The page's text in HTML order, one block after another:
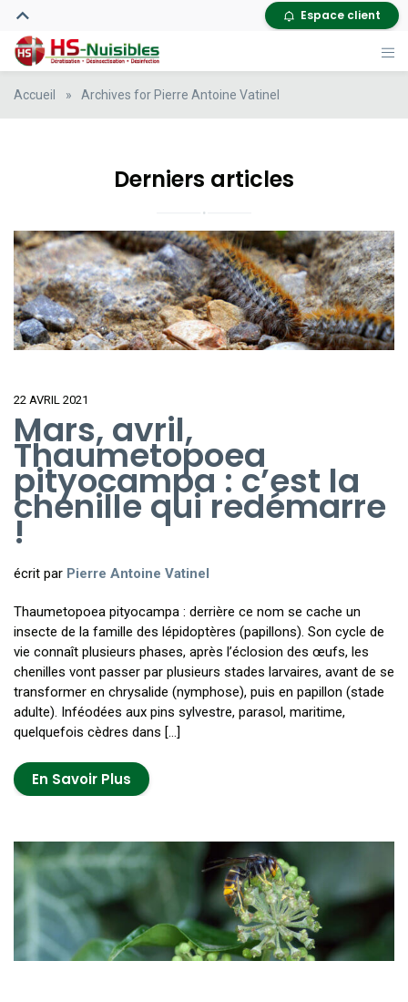
Espace client
Accueil » Archives for Pierre Antoine Vatinel
Derniers articles
22 AVRIL 2021
Mars, avril,
Thaumetopoea
pityocampa : c’est la
chenille qui redémarre
!
écrit par Pierre Antoine Vatinel
Thaumetopoea pityocampa : derrière ce nom se cache un
insecte de la famille des lépidoptères (papillons). Son cycle de
vie connaît plusieurs phases, après l’éclosion des œufs, les
chenilles vont passer par plusieurs stades larvaires, avant de se
transformer en chrysalide (nymphose), puis en papillon (stade
adulte). Inféodées aux pins sylvestre, parasol, maritime,
quelquefois cèdres dans […]
En Savoir Plus